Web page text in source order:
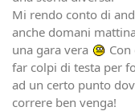
Mi rendo conto di
anche domani
una gara vera
far colpi di testa per
ad un certo punto
correre ben venga!